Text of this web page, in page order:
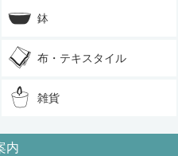
鉢
布・テキスタイル
雑貨
内